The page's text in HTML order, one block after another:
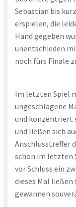
Sebastian bis
erspielen, die
Hand gegeben
unentschieden
noch fürs Finale
Im letzten Spiel
ungeschlagene
und konzentriert
und ließen sich
Anschlusstreffer
schon im letzten
vor Schluss ein
dieses Mal ließen
gewannen